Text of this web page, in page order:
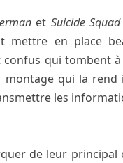
et Suicide Squad
mettre en place
qui tombent
qui la rend
les
de leur principal